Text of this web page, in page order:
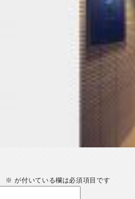
※ が付いている欄は必須項目です